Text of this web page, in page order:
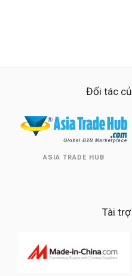
Đối tác
ASIA TRADE HUB
Tài